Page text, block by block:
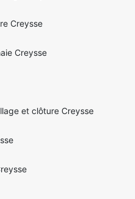
Creysse
Creysse
et clôture Creysse